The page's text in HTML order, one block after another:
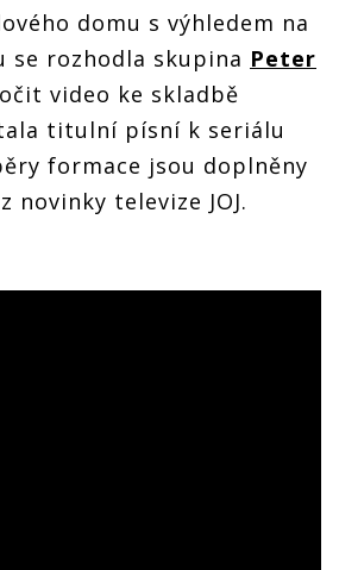
domu s výhledem na
se rozhodla skupina Peter
video ke skladbě
titulní písní k seriálu
formace jsou doplněny
novinky televize JOJ.